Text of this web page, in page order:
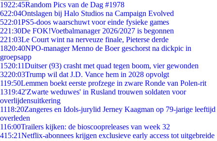
1922:45Random Pics van de Dag #1978
622:04Ontslagen bij Halo Studios na Campaign Evolved
522:01PS5-doos waarschuwt voor einde fysieke games
221:30De FOK!Voetbalmanager 2026/2027 is begonnen
221:03Le Court wint na nerveuze finale, Pieterse derde
1820:40NPO-manager Menno de Boer geschorst na dickpic in
groepsapp
1520:11Duitser (93) crasht met quad tegen boom, vier gewonden
3220:03Trump wil dat J.D. Vance hem in 2028 opvolgt
119:50Lemmen boekt eerste profzege in zware Ronde van Polen-rit
1319:42'Zwarte weduwes' in Rusland trouwen soldaten voor
overlijdensuitkering
1118:20Zangeres en Idols-jurylid Jerney Kaagman op 79-jarige leeftijd
overleden
116:00Trailers kijken: de bioscoopreleases van week 32
415:21Netflix-abonnees krijgen exclusieve early access tot uitgebreide